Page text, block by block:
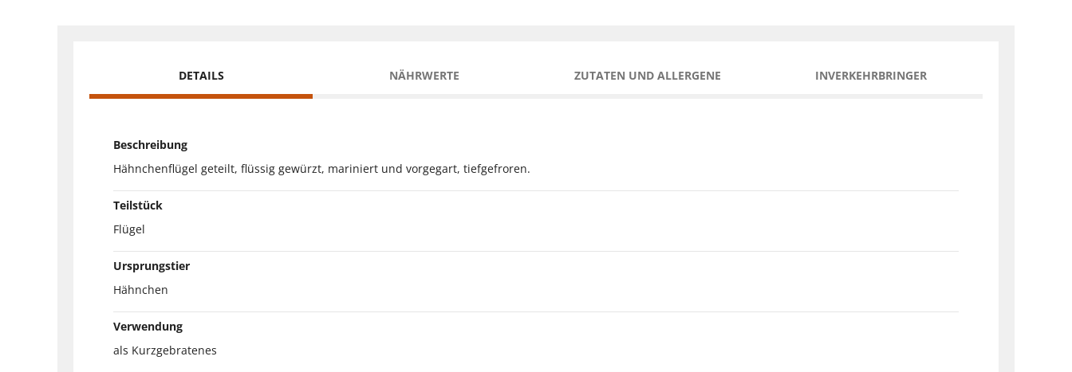
DETAILS NÄHRWERTE ZUTATEN UND ALLERGENE INVERKEHRBRINGER
Beschreibung
Hähnchenflügel geteilt, flüssig gewürzt, mariniert und vorgegart, tiefgefroren.
Teilstück
Flügel
Ursprungstier
Hähnchen
Verwendung
als Kurzgebratenes